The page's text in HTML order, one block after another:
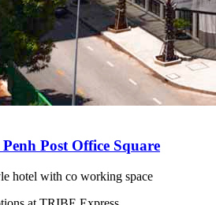
Post Office Square
hotel with co working space